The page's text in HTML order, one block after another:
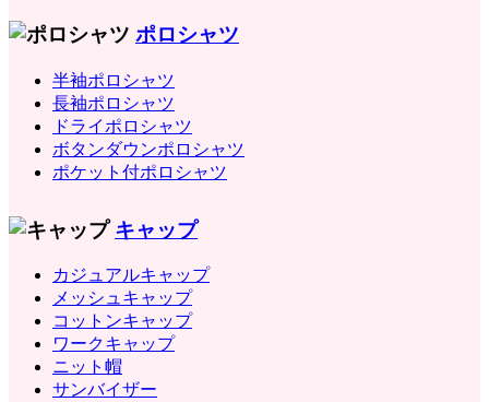
ポロシャツ
半袖ポロシャツ
長袖ポロシャツ
ドライポロシャツ
ボタンダウンポロシャツ
ポケット付ポロシャツ
キャップ
カジュアルキャップ
メッシュキャップ
コットンキャップ
ワークキャップ
ニット帽
サンバイザー